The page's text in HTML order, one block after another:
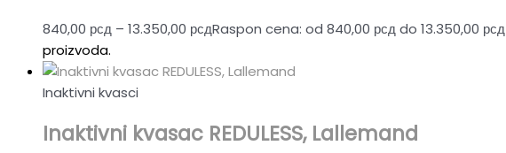
840,00 рсд – 13.350,00 рсдRaspon cena: od 840,00 рсд do 13.350,00 рсд
proizvoda.
Inaktivni kvasci
Inaktivni kvasac REDULESS, Lallemand